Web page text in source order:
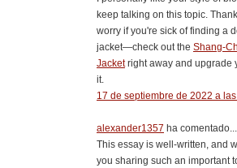
keep talking on this topic.
worry if you're sick of finding a
jacket—check out the Shang-
Jacketright away and upgrade
it.
17 de septiembre de 2022 a
alexander1357 ha comentado...
This essay is well-written, and
you sharing such an important